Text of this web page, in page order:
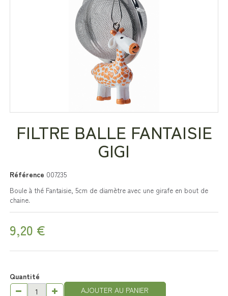
FILTRE BALLE FANTAISIE
GIGI
Référence 007235
Boule à thé Fantaisie, 5cm de diamètre avec une girafe en bout de
chaine.
9,20 €
Quantité
AJOUTER AU PANIER